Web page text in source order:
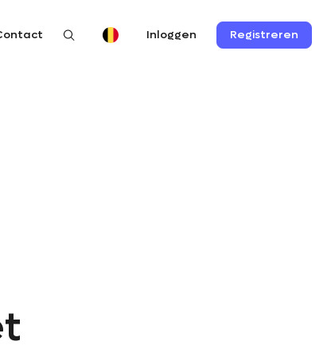
Inloggen Registreren